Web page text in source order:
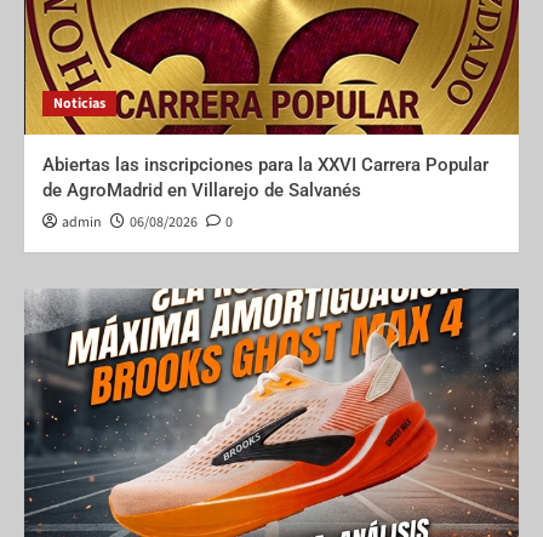
Noticias
Abiertas las inscripciones para la XXVI Carrera Popular
de AgroMadrid en Villarejo de Salvanés
admin 06/08/2026 0